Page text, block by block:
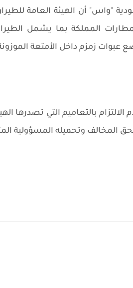
"واس" أن الهيئة العامة
المملكة بما يشمل
عبوات زمزم داخل الأمتعة
بالتعاميم التي تصدرها
بحق المخالف وتحميله المسؤولية